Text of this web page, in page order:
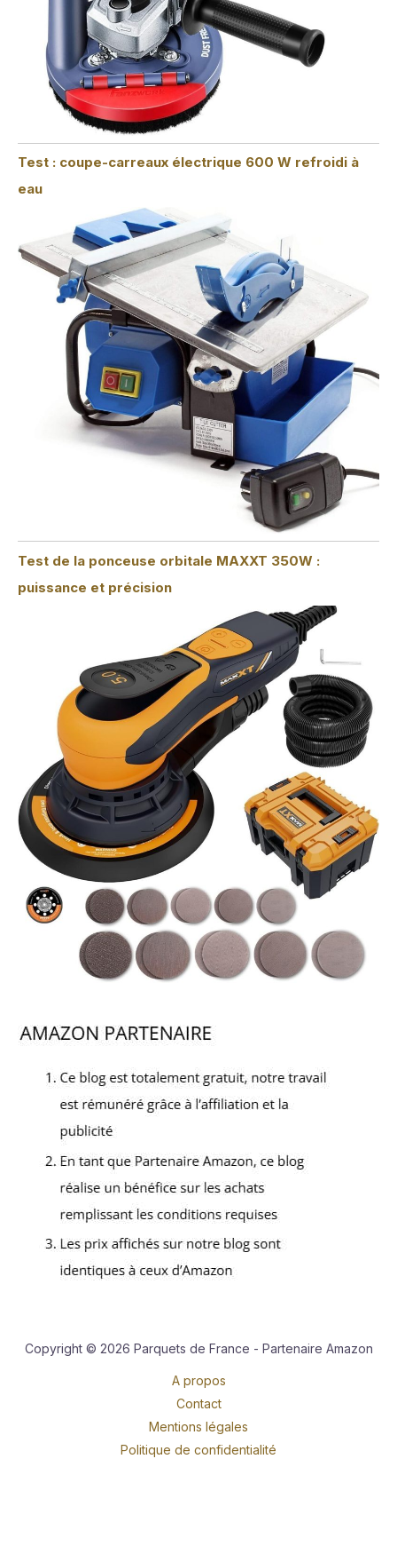
Test : coupe-carreaux électrique 600 W refroidi à
eau
Test de la ponceuse orbitale MAXXT 350W :
puissance et précision
Copyright © 2026 Parquets de France - Partenaire Amazon
A propos
Contact
Mentions légales
Politique de confidentialité